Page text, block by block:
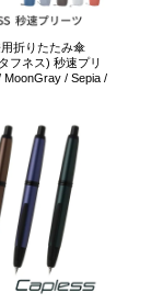
折りたたみ傘
フネス) 秒速プリ
MoonGray / Sepia /